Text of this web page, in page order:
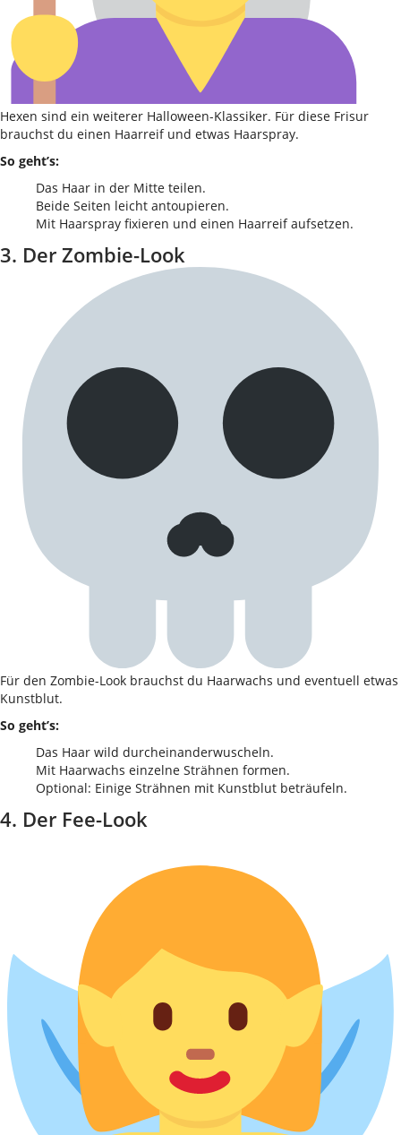
Hexen sind ein weiterer Halloween-Klassiker. Für diese Frisur
brauchst du einen Haarreif und etwas Haarspray.
So geht’s:
Das Haar in der Mitte teilen.
Beide Seiten leicht antoupieren.
Mit Haarspray fixieren und einen Haarreif aufsetzen.
3. Der Zombie-Look
Für den Zombie-Look brauchst du Haarwachs und eventuell etwas
Kunstblut.
So geht’s:
Das Haar wild durcheinanderwuscheln.
Mit Haarwachs einzelne Strähnen formen.
Optional: Einige Strähnen mit Kunstblut beträufeln.
4. Der Fee-Look